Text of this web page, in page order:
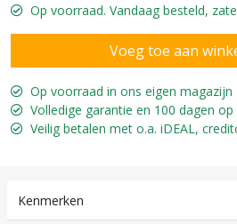
Op voorraad. Vandaag besteld,
Op voorraad in ons eigen magazijn
Volledige garantie en 100 dagen op
Veilig betalen met o.a. iDEAL,
Kenmerken